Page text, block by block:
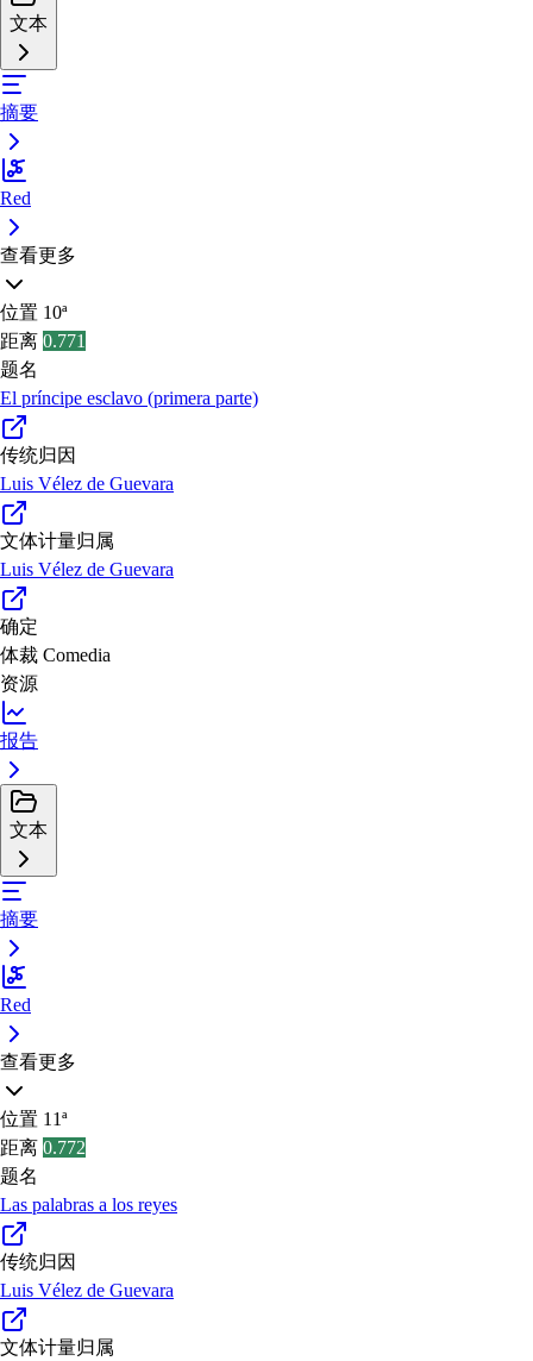
文本
摘要
Red
查看更多
位置 10ª
距离 0.771
题名
El príncipe esclavo (primera parte)
传统归因
Luis Vélez de Guevara
文体计量归属
Luis Vélez de Guevara
确定
体裁 Comedia
资源
报告
文本
摘要
Red
查看更多
位置 11ª
距离 0.772
题名
Las palabras a los reyes
传统归因
Luis Vélez de Guevara
文体计量归属